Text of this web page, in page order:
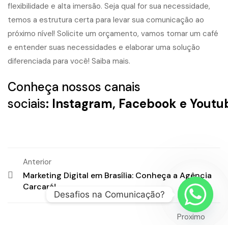
flexibilidade e alta imersão. Seja qual for sua necessidade,
temos a estrutura certa para levar sua comunicação ao
próximo nível! Solicite um orçamento, vamos tomar um café
e entender suas necessidades e elaborar uma solução
diferenciada para você! Saiba mais.
Conheça nossos canais
sociais: Instagram, Facebook e
Anterior
Marketing Digital em Brasília: Conheça a Agência
Carcará!
Proximo
Desafios na Comunicação?